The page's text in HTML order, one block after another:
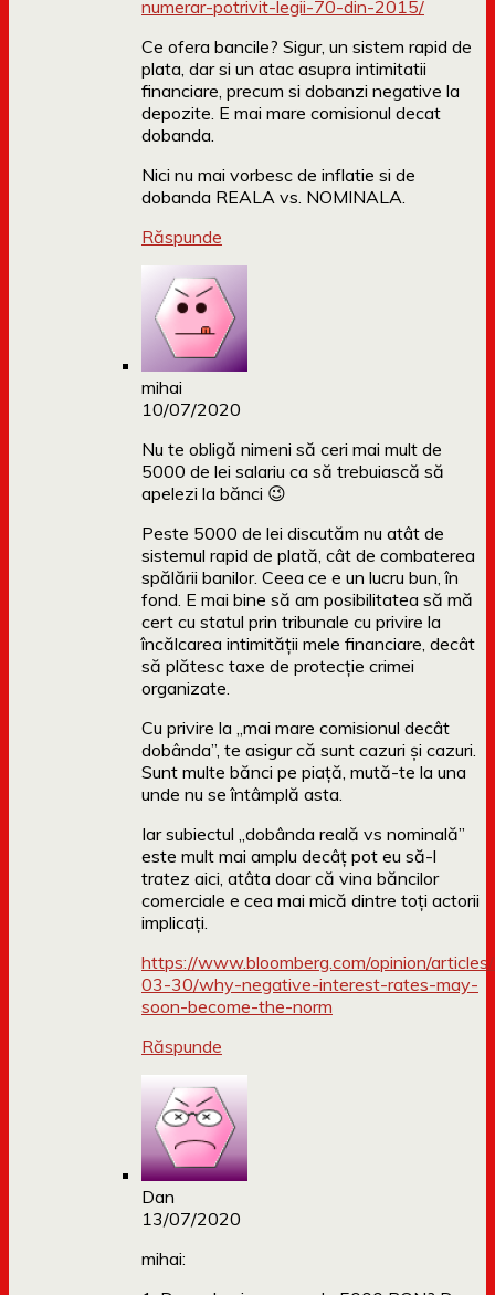
numerar-potrivit-legii-70-din-2015/
Ce ofera bancile? Sigur, un sistem rapid de
plata, dar si un atac asupra intimitatii
financiare, precum si dobanzi negative la
depozite. E mai mare comisionul decat
dobanda.
Nici nu mai vorbesc de inflatie si de
dobanda REALA vs. NOMINALA.
Răspunde
mihai
10/07/2020
Nu te obligă nimeni să ceri mai mult de
5000 de lei salariu ca să trebuiască să
apelezi la bănci 😉
Peste 5000 de lei discutăm nu atât de
sistemul rapid de plată, cât de combaterea
spălării banilor. Ceea ce e un lucru bun, în
fond. E mai bine să am posibilitatea să mă
cert cu statul prin tribunale cu privire la
încălcarea intimității mele financiare, decât
să plătesc taxe de protecție crimei
organizate.
Cu privire la „mai mare comisionul decât
dobânda”, te asigur că sunt cazuri și cazuri.
Sunt multe bănci pe piață, mută-te la una
unde nu se întâmplă asta.
Iar subiectul „dobânda reală vs nominală”
este mult mai amplu decâț pot eu să-l
tratez aici, atâta doar că vina băncilor
comerciale e cea mai mică dintre toți actorii
implicați.
https://www.bloomberg.com/opinion/
03-30/why-negative-interest-rates-may-
soon-become-the-norm
Răspunde
Dan
13/07/2020
mihai: